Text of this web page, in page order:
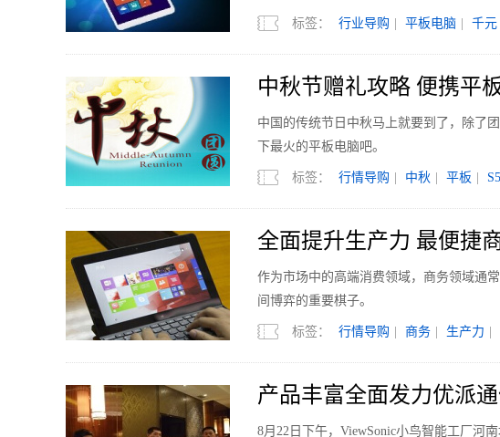
标签： 行业导购 平板电脑 千元
中秋节赠礼攻略 便携平
中国的传统节日中秋马上就要到了，除了
下最火的平板电脑吧。
标签： 行情导购 中秋 平板
全面提升生产力 最便捷
作为市场中的高端消费领域，商务领域通
间博弈的重要棋子。
标签： 行情导购 商务 生产力
产品丰富全面发力优派
8月22日下午，ViewSonic小鸟智能工厂河